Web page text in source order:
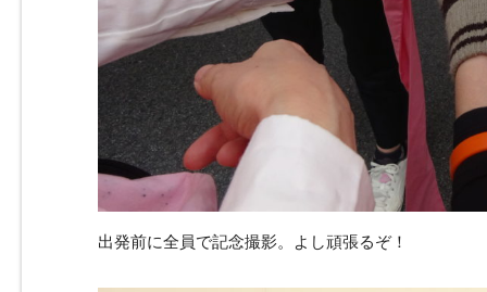
出発前に全員で記念撮影。よし頑張るぞ！